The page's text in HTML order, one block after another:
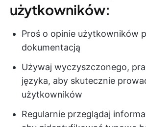
użytkowników:
Proś o opinie użytkowników
dokumentacją
Używaj wyczyszczonego,
języka, aby skutecznie
użytkowników
Regularnie przeglądaj